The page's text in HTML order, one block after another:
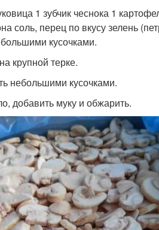
1 зубчик чеснока 1
соль, перец по вкусу зелень
кусочками.
крупной терке.
небольшими кусочками.
добавить муку и обжарить.